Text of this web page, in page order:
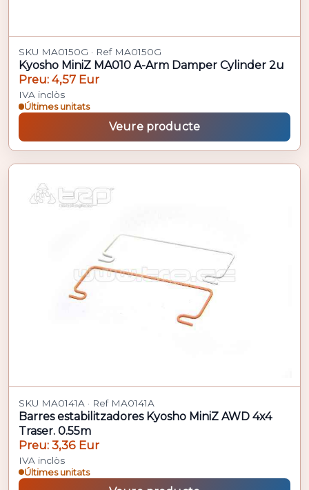
SKU MA0150G · Ref MA0150G
Kyosho MiniZ MA010 A-Arm Damper Cylinder 2u
Preu: 4,57 Eur
IVA inclòs
Últimes unitats
Veure producte
SKU MA0141A · Ref MA0141A
Barres estabilitzadores Kyosho MiniZ AWD 4x4
Traser. 0.55m
Preu: 3,36 Eur
IVA inclòs
Últimes unitats